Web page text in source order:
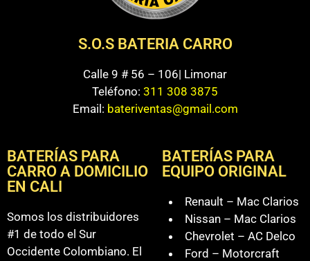
S.O.S BATERIA CARRO
Calle 9 # 56 – 106| Limonar
Teléfono: 311 308 3875
Email: bateriventas@gmail.com
BATERÍAS PARA
CARRO A DOMICILIO
EN CALI
Somos los distribuidores
#1 de todo el Sur
Occidente Colombiano. El
BATERÍAS PARA
EQUIPO ORIGINAL
Renault – Mac Clarios
Nissan – Mac Clarios
Chevrolet – AC Delco
Ford – Motorcraft